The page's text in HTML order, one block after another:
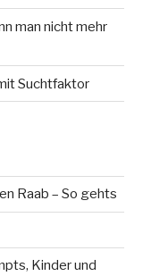
man nicht mehr
Suchtfaktor
Raab – So gehts
Kinder und